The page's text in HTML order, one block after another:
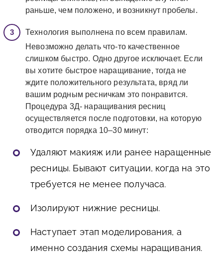
раньше, чем положено, и возникнут пробелы.
Технология выполнена по всем правилам.
Невозможно делать что-то качественное
слишком быстро. Одно другое исключает. Если
вы хотите быстрое наращивание, тогда не
ждите положительного результата, вряд ли
вашим родным ресничкам это понравится.
Процедура 3Д- наращивания ресниц
осуществляется после подготовки, на которую
отводится порядка 10–30 минут:
Удаляют макияж или ранее наращенные
ресницы. Бывают ситуации, когда на это
требуется не менее получаса.
Изолируют нижние ресницы.
Наступает этап моделирования, а
именно создания схемы наращивания.